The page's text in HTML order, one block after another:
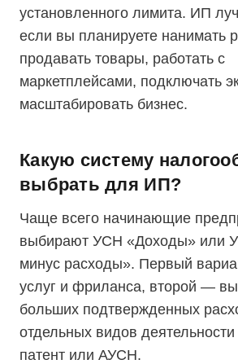
установленного лимита. ИП
если вы планируете нанимать
продавать товары, работать с
маркетплейсами, подключать
масштабировать бизнес.
Какую систему
выбрать для ИП?
Чаще всего начинающие
выбирают УСН «Доходы» или
минус расходы». Первый
услуг и фриланса, второй —
больших подтвержденных
отдельных видов
патент или АУСН.